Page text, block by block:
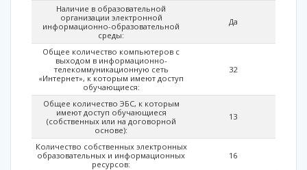
Наличие в образовательной
организации электронной
информационно-образовательной
среды:
Да
Общее количество компьютеров с
выходом в информационно-
телекоммуникационную сеть
«Интернет», к которым имеют доступ
обучающиеся:
32
Общее количество ЭБС, к которым
имеют доступ обучающиеся
(собственных или на договорной
основе):
13
Количество собственных электронных
образовательных и информационных
ресурсов:
16